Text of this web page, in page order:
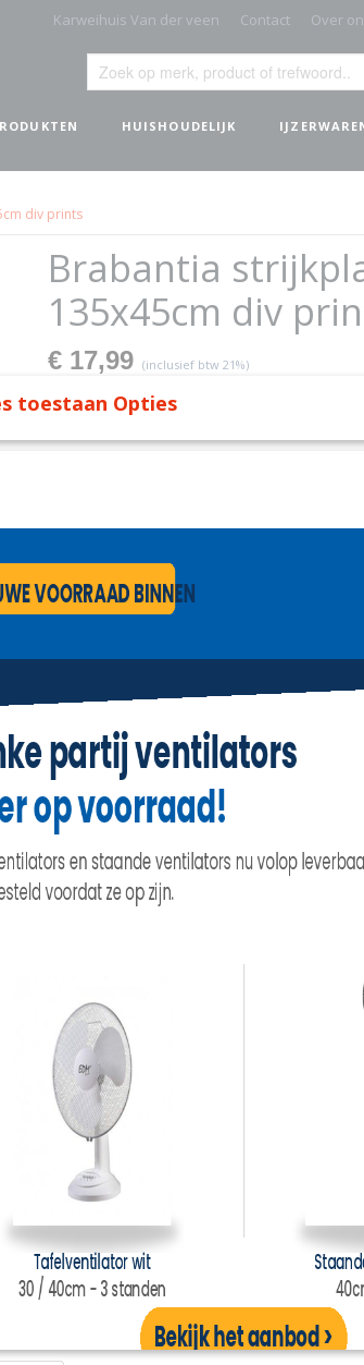
Karweihuis Van der veen Contact Over
HUISHOUDELIJK
div prints
Brabantia
135x45cm div
€ 17,99 (inclusief btw 21%)
✓Op voorraad
toestaan Opties